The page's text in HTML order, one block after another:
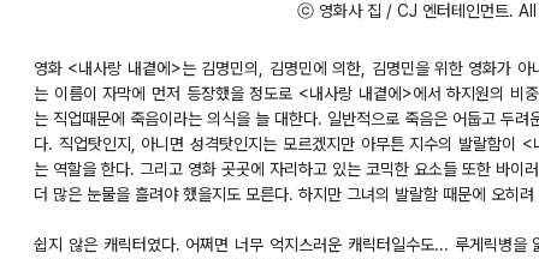
ⓒ 영화사 집 / CJ 엔터테인먼트.
영화 <내사랑 내곁에>는 김명민의, 김명민에 의한, 김명민을 위한 영화가
는 이름이 자막에 먼저 등장했을 정도로 <내사랑 내곁에>에서 하지원의 비
는 직업때문에 죽음이라는 의식을 늘 대한다. 일반적으로 죽음은 어둡고 두
다. 직업탓인지, 아니면 성격탓인지는 모르겠지만 아무튼 지수의 발랄함이
는 역할을 한다. 그리고 영화 곳곳에 자리하고 있는 코믹한 요소들 또한 바이
더 많은 눈물을 흘려야 했을지도 모른다. 하지만 그녀의 발랄함 때문에 오히
쉽지 않은 캐릭터였다. 어쩌면 너무 억지스러운 캐릭터일수도... 루게릭병